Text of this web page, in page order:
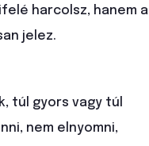
harcolsz, hanem a
jelez.
túl gyors vagy túl
nem elnyomni,